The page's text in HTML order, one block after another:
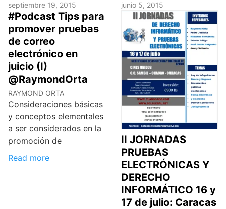
septiembre 19, 2015
#Podcast Tips para
promover pruebas
de correo
electrónico en
juicio (I)
@RaymondOrta
RAYMOND ORTA
Consideraciones básicas
y conceptos elementales
a ser considerados en la
promoción de
Read more
junio 5, 2015
II JORNADAS
PRUEBAS
ELECTRÓNICAS Y
DERECHO
INFORMÁTICO 16 y
17 de julio: Caracas